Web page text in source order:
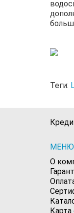
Теги:
МЕНЮ
О
Карта